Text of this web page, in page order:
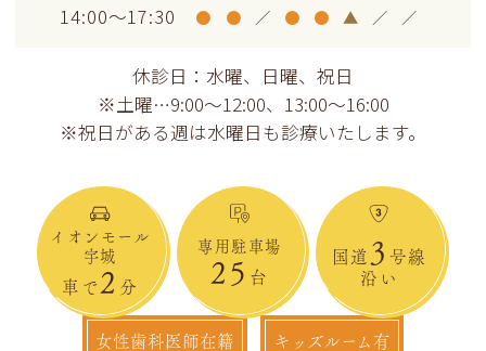
14:00～17:30 ● ● ／ ● ● ▲ ／ ／
休診日：水曜、日曜、祝日
※土曜…9:00～12:00、13:00～16:00
※祝日がある週は水曜日も診療いたします。
イオンモール
宇城
車で 2 分
専用駐車場
25 台
国道 3 号線
沿い
女性歯科医師在籍 キッズルーム有